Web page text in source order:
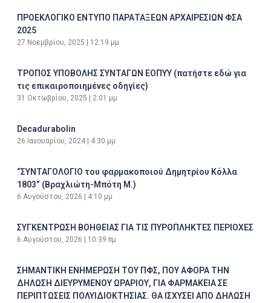
ΠΡΟΕΚΛΟΓΙΚΟ ΕΝΤΥΠΟ ΠΑΡΑΤΑΞΕΩΝ ΑΡΧΑΙΡΕΣΙΩΝ ΦΣΑ
2025
27 Νοεμβρίου, 2025 12:19 μμ
ΤΡΟΠΟΣ ΥΠΟΒΟΛΗΣ ΣΥΝΤΑΓΩΝ ΕΟΠΥΥ (πατήστε εδώ για
τις επικαιροποιημένες οδηγίες)
31 Οκτωβρίου, 2025 2:01 μμ
Decadurabolin
26 Ιανουαρίου, 2024 4:30 μμ
“ΣΥΝΤΑΓΟΛΟΓΙΟ του φαρμακοποιού Δημητρίου Κόλλα
1803” (Βραχλιώτη-Μπότη Μ.)
6 Αυγούστου, 2026 4:10 μμ
ΣΥΓΚΕΝΤΡΩΣΗ ΒΟΗΘΕΙΑΣ ΓΙΑ ΤΙΣ ΠΥΡΟΠΛΗΚΤΕΣ ΠΕΡΙΟΧΕΣ
6 Αυγούστου, 2026 10:39 πμ
ΣΗΜΑΝΤΙΚΗ ΕΝΗΜΕΡΩΣΗ ΤΟΥ ΠΦΣ, ΠΟΥ ΑΦΟΡΑ ΤΗΝ
ΔΗΛΩΣΗ ΔΙΕΥΡΥΜΕΝΟΥ ΩΡΑΡΙΟΥ, ΓΙΑ ΦΑΡΜΑΚΕΙΑ ΣΕ
ΠΕΡΙΠΤΩΣΕΙΣ ΠΟΛΥΙΔΙΟΚΤΗΣΙΑΣ. ΘΑ ΙΣΧΥΣΕΙ ΑΠΟ ΔΗΛΩΣΗ